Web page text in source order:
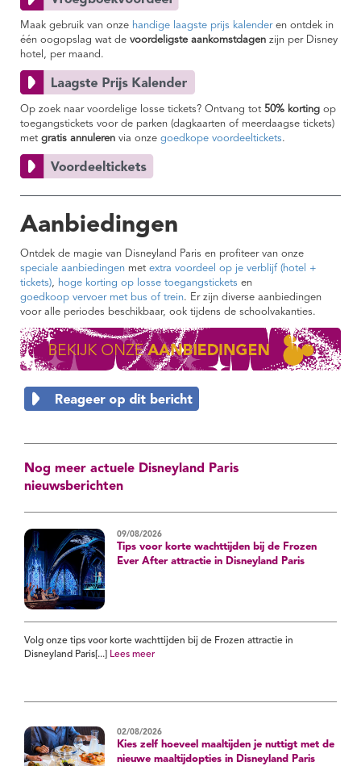
Maak gebruik van onze handige laagste prijs kalenderen ontdek in
één oogopslag wat de voordeligste aankomstdagen zijn per Disney
hotel, per maand.
Op zoek naar voordelige losse tickets? Ontvang tot 50% korting op
toegangstickets voor de parken (dagkaarten of meerdaagse tickets)
met gratis annuleren via onze goedkope voordeeltickets.
Aanbiedingen
Ontdek de magie van Disneyland Paris en profiteer van onze
speciale aanbiedingen met extra voordeel op je verblijf (hotel +
tickets), hoge korting op losse toegangstickets en
goedkoop vervoer met bus of trein. Er zijn diverse aanbiedingen
voor alle periodes beschikbaar, ook tijdens de schoolvakanties.
Nog meer actuele Disneyland Paris
nieuwsberichten
09/08/2026
Tips voor korte wachttijden bij de Frozen
Ever After attractie in Disneyland Paris
Volg onze tips voor korte wachttijden bij de Frozen attractie in
Disneyland Paris[...]
Lees meer
02/08/2026
Kies zelf hoeveel maaltijden je nuttigt met de
nieuwe maaltijdopties in Disneyland Paris